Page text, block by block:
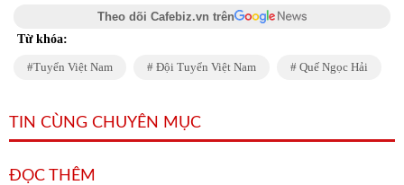
Theo dõi Cafebiz.vn trên
Từ khóa:
Tuyển Việt Nam Đội Tuyển Việt Nam Quế Ngọc Hải
TIN CÙNG CHUYÊN MỤC
ĐỌC THÊM